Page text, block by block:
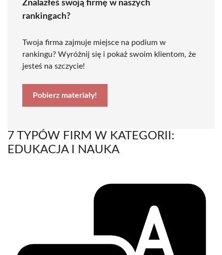
Znalazłeś swoją firmę w naszych
rankingach?
Twoja firma zajmuje miejsce na podium w
rankingu? Wyróżnij się i pokaż swoim klientom, że
jesteś na szczycie!
Pobierz materiały!
7 TYPÓW FIRM W KATEGORII:
EDUKACJA I NAUKA